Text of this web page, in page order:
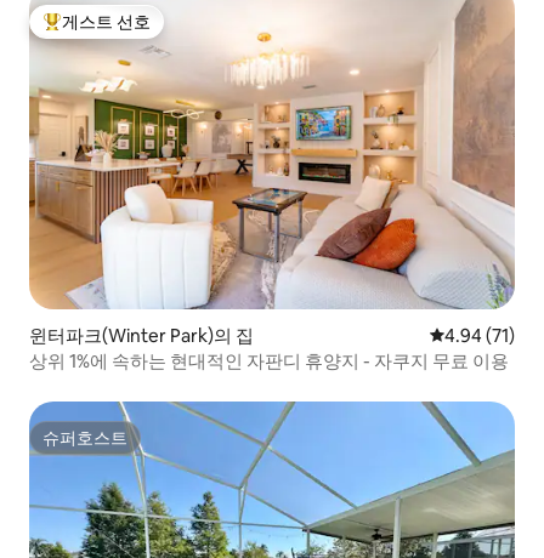
상위 게스트 선호
게스트 선호
윈터파크(Winter Park)의 집 평점 4.94점
4.94 (71)
상위 1%에 속하는 현대적인 자판디 휴양지 - 자쿠지 무료 이용
슈퍼호스트
슈퍼호스트